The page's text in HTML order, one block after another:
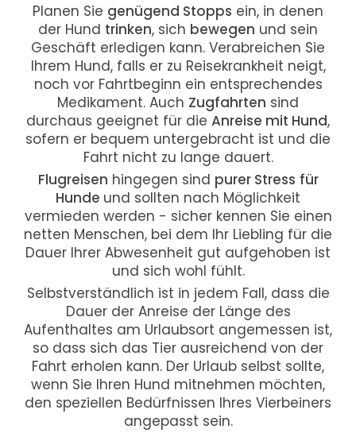
Planen Sie genügend Stopps ein, in denen
der Hund trinken, sich bewegen und sein
Geschäft erledigen kann. Verabreichen Sie
Ihrem Hund, falls er zu Reisekrankheit neigt,
noch vor Fahrtbeginn ein entsprechendes
Medikament. Auch Zugfahrten sind
durchaus geeignet für die Anreise mit Hund,
sofern er bequem untergebracht ist und die
Fahrt nicht zu lange dauert.
Flugreisen hingegen sind purer Stress für
Hunde und sollten nach Möglichkeit
vermieden werden - sicher kennen Sie einen
netten Menschen, bei dem Ihr Liebling für die
Dauer Ihrer Abwesenheit gut aufgehoben ist
und sich wohl fühlt.
Selbstverständlich ist in jedem Fall, dass die
Dauer der Anreise der Länge des
Aufenthaltes am Urlaubsort angemessen ist,
so dass sich das Tier ausreichend von der
Fahrt erholen kann. Der Urlaub selbst sollte,
wenn Sie Ihren Hund mitnehmen möchten,
den speziellen Bedürfnissen Ihres Vierbeiners
angepasst sein.